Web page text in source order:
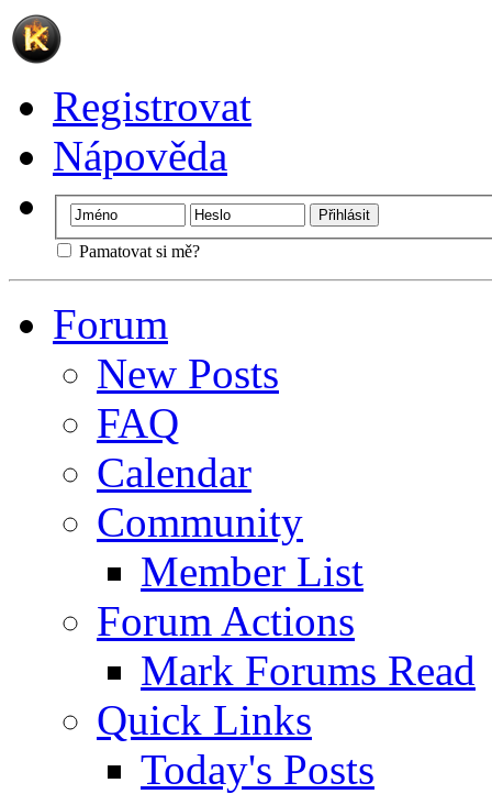
Registrovat
Nápověda
Pamatovat si mě?
Forum
New Posts
FAQ
Calendar
Community
Member List
Forum Actions
Mark Forums Read
Quick Links
Today's Posts